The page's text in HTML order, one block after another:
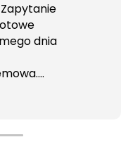
dnia
i porady jaka
Faktura także